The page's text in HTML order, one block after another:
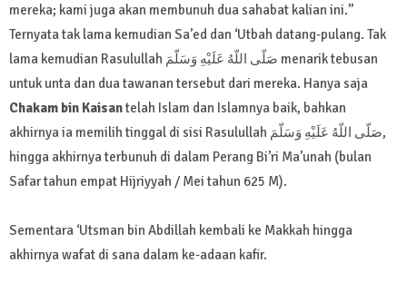
mereka; kami juga akan membunuh dua sahabat kalian ini.”
Ternyata tak lama kemudian Sa’ed dan ‘Utbah datang-pulang. Tak
lama kemudian Rasulullah صَلّى اللّهُ عَلَيْهِ وَسَلّمَ menarik tebusan
untuk unta dan dua tawanan tersebut dari mereka. Hanya saja
Chakam bin Kaisantelah Islam dan Islamnya baik, bahkan
akhirnya ia memilih tinggal di sisi Rasulullah صَلّى اللّهُ عَلَيْهِ وَسَلّمَ,
hingga akhirnya terbunuh di dalam Perang Bi’ri Ma’unah (bulan
Safar tahun empat Hijriyyah / Mei tahun 625 M).
Sementara ‘Utsman bin Abdillah kembali ke Makkah hingga
akhirnya wafat di sana dalam ke-adaan kafir.